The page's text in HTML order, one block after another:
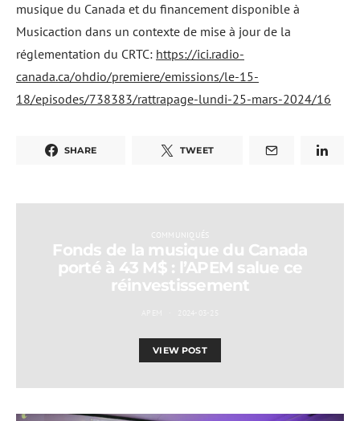
musique du Canada et du financement disponible à
Musicaction dans un contexte de mise à jour de la
réglementation du CRTC: https://ici.radio-
canada.ca/ohdio/premiere/emissions/le-15-
18/episodes/738383/rattrapage-lundi-25-mars-2024/16
SHARE TWEET
COMMUNIQUÉS
Fonds de la musique du Canada
porté à 43 M$ : l’APEM salue ce
réinvestissement
VIEW POST